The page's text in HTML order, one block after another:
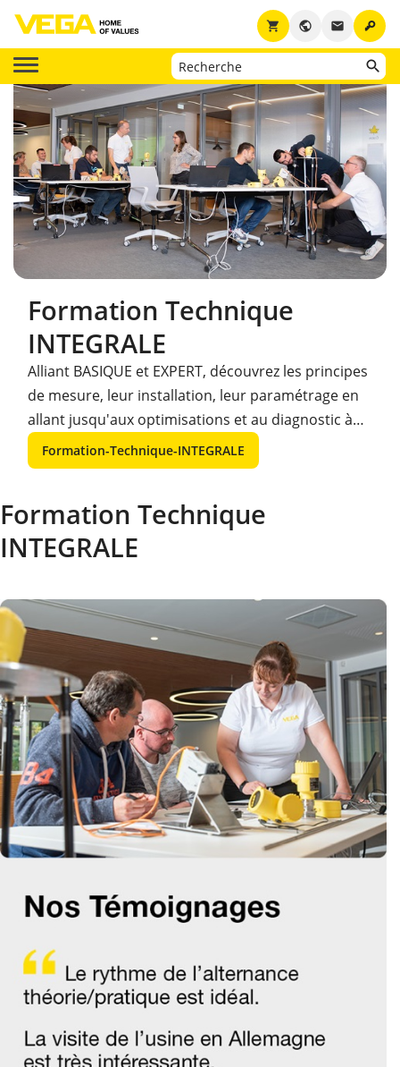
key
email
public
shopping_cart
Formation Technique
INTEGRALE
Alliant BASIQUE et EXPERT, découvrez les principes
de mesure, leur installation, leur paramétrage en
allant jusqu'aux optimisations et au diagnostic à
l'aide des différents outils disponibles.
Formation-Technique-INTEGRALE
Formation Technique
INTEGRALE